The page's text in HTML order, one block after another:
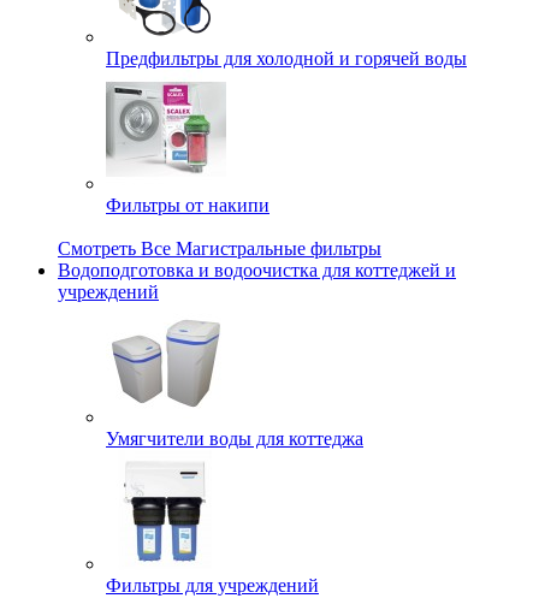
Предфильтры для холодной и горячей воды
Фильтры от накипи
Смотреть Все Магистральные фильтры
Водоподготовка и водоочистка для коттеджей и
учреждений
Умягчители воды для коттеджа
Фильтры для учреждений